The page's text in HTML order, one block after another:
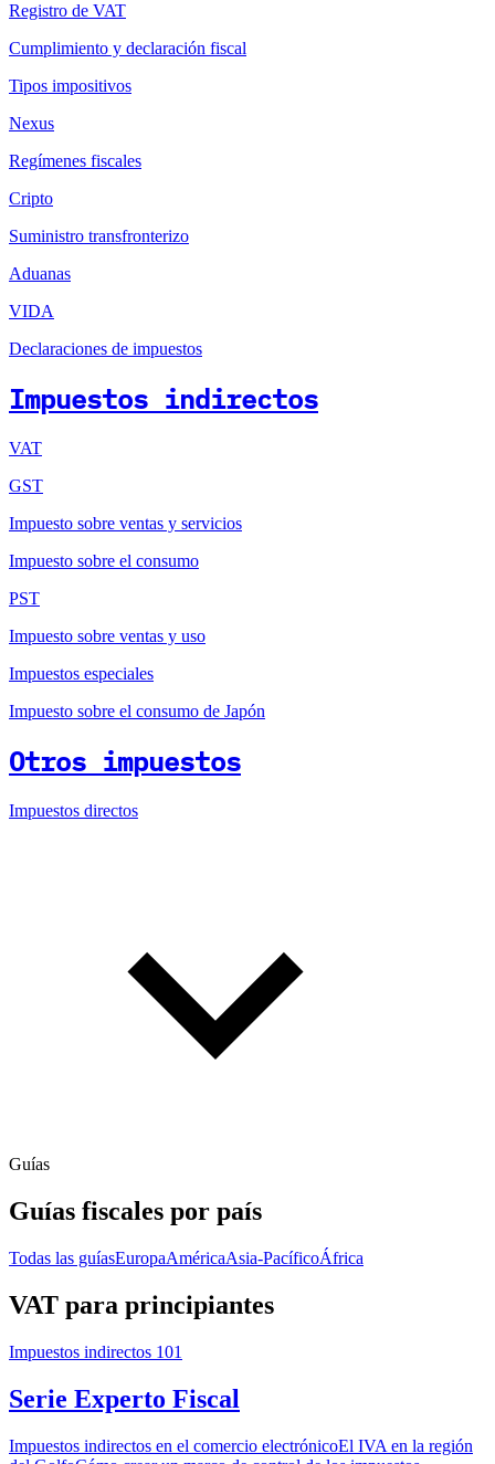
Registro de VAT
Cumplimiento y declaración fiscal
Tipos impositivos
Nexus
Regímenes fiscales
Cripto
Suministro transfronterizo
Aduanas
VIDA
Declaraciones de impuestos
Impuestos indirectos
VAT
GST
Impuesto sobre ventas y servicios
Impuesto sobre el consumo
PST
Impuesto sobre ventas y uso
Impuestos especiales
Impuesto sobre el consumo de Japón
Otros impuestos
Impuestos directos
Guías
Guías fiscales por país
Todas las guíasEuropaAméricaAsia-PacíficoÁfrica
VAT para principiantes
Impuestos indirectos 101
Serie Experto Fiscal
Impuestos indirectos en el comercio electrónicoEl IVA en la región